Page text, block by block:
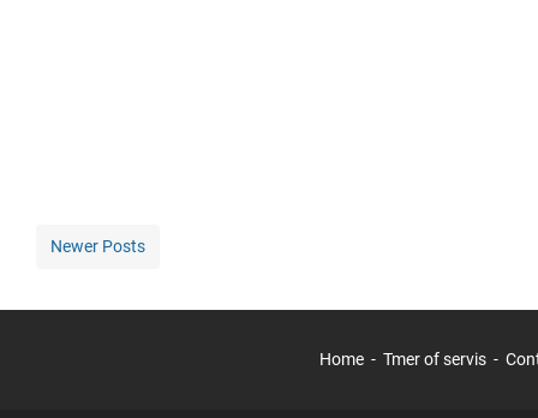
Newer Posts
Home Tmer of servis